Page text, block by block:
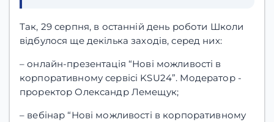
Так, 29 серпня, в останній день роботи Школи
відбулося ще декілька заходів, серед них:
– онлайн-презентація “Нові можливості в
корпоративному сервісі KSU24”. Модератор -
проректор Олександр Лемещук;
– вебінар “Нові можливості в корпоративному